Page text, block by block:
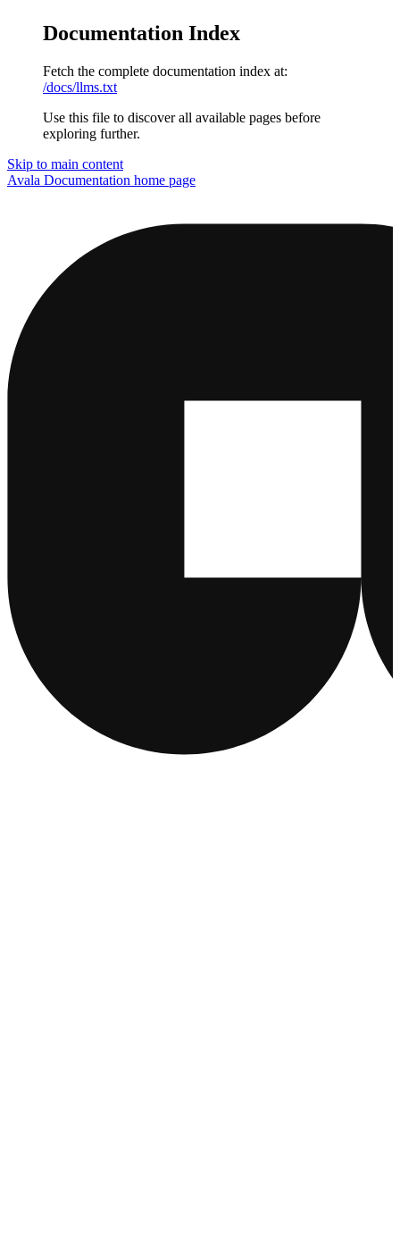
Documentation Index
Fetch the complete documentation index at:
/docs/llms.txt
Use this file to discover all available pages before
exploring further.
Skip to main content
Avala Documentation home page